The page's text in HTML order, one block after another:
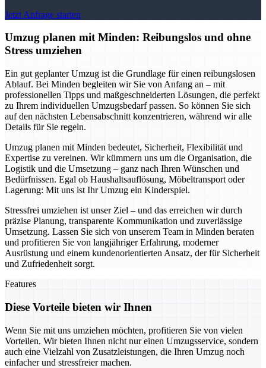
Jetzt Anfrage starten
Umzug planen mit Minden: Reibungslos und ohne
Stress umziehen
Ein gut geplanter Umzug ist die Grundlage für einen reibungslosen
Ablauf. Bei Minden begleiten wir Sie von Anfang an – mit
professionellen Tipps und maßgeschneiderten Lösungen, die perfekt
zu Ihrem individuellen Umzugsbedarf passen. So können Sie sich
auf den nächsten Lebensabschnitt konzentrieren, während wir alle
Details für Sie regeln.
Umzug planen mit Minden bedeutet, Sicherheit, Flexibilität und
Expertise zu vereinen. Wir kümmern uns um die Organisation, die
Logistik und die Umsetzung – ganz nach Ihren Wünschen und
Bedürfnissen. Egal ob Haushaltsauflösung, Möbeltransport oder
Lagerung: Mit uns ist Ihr Umzug ein Kinderspiel.
Stressfrei umziehen ist unser Ziel – und das erreichen wir durch
präzise Planung, transparente Kommunikation und zuverlässige
Umsetzung. Lassen Sie sich von unserem Team in Minden beraten
und profitieren Sie von langjähriger Erfahrung, moderner
Ausrüstung und einem kundenorientierten Ansatz, der für Sicherheit
und Zufriedenheit sorgt.
Features
Diese Vorteile bieten wir Ihnen
Wenn Sie mit uns umziehen möchten, profitieren Sie von vielen
Vorteilen. Wir bieten Ihnen nicht nur einen Umzugsservice, sondern
auch eine Vielzahl von Zusatzleistungen, die Ihren Umzug noch
einfacher und stressfreier machen.